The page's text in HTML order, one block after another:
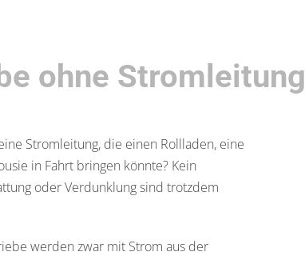
ohne Stromleitung
Stromleitung, die einen Rollladen, eine
in Fahrt bringen könnte? Kein
oder Verdunklung sind trotzdem
werden zwar mit Strom aus der